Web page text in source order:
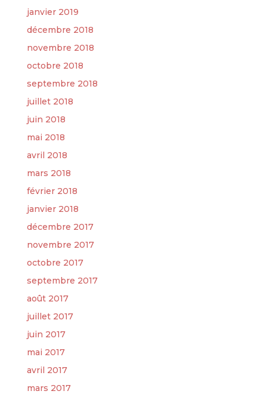
janvier 2019
décembre 2018
novembre 2018
octobre 2018
septembre 2018
juillet 2018
juin 2018
mai 2018
avril 2018
mars 2018
février 2018
janvier 2018
décembre 2017
novembre 2017
octobre 2017
septembre 2017
août 2017
juillet 2017
juin 2017
mai 2017
avril 2017
mars 2017